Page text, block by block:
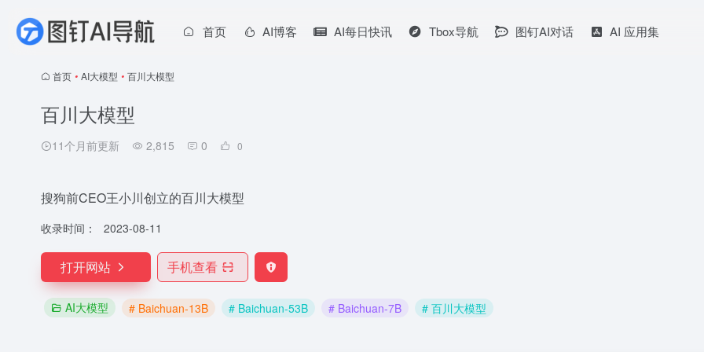
首页 AI博客 AI每日快讯 Tbox导航 图钉AI对话 AI 应用集
首页 • AI大模型 • 百川大模型
百川大模型
11个月前更新 2,815 0 0
搜狗前CEO王小川创立的百川大模型
收录时间： 2023-08-11
打开网站 手机查看
AI大模型 # Baichuan-13B # Baichuan-53B # Baichuan-7B # 百川大模型